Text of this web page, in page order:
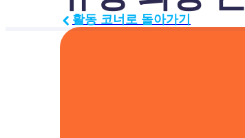
활동 코너로 돌아가기